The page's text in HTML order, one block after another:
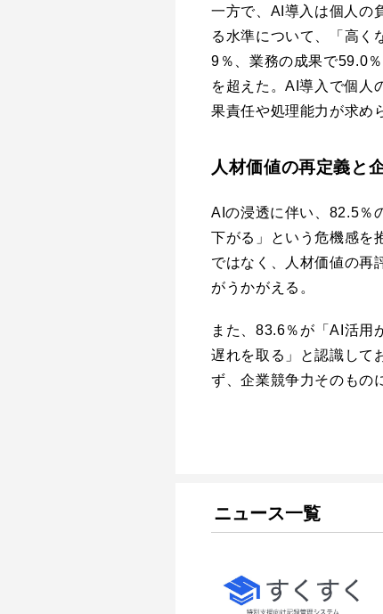
一方で、AI導入は個人の
る水準について、「高く
9％、業務の成果で59.0
を超えた。AI導入で個人
果責任や処理能力が求め
人材価値の再定義と
AIの浸透に伴い、82.5％
下がる」という危機感を
ではなく、人材価値の再
がうかがえる。
また、83.6％が「AI活用
遅れを取る」と認識して
ず、企業競争力そのもの
ニュース一覧